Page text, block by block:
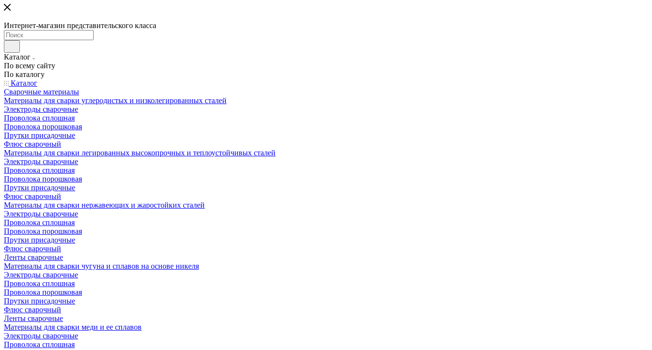
Интернет-магазин представительского класса
Каталог
По всему сайту
По каталогу
Каталог
Сварочные материалы
Материалы для сварки углеродистых и низколегированных сталей
Электроды сварочные
Проволока сплошная
Проволока порошковая
Прутки присадочные
Флюс сварочный
Материалы для сварки легированных высокопрочных и теплоустойчивых сталей
Электроды сварочные
Проволока сплошная
Проволока порошковая
Прутки присадочные
Флюс сварочный
Материалы для сварки нержавеющих и жаростойких сталей
Электроды сварочные
Проволока сплошная
Проволока порошковая
Прутки присадочные
Флюс сварочный
Ленты сварочные
Материалы для сварки чугуна и сплавов на основе никеля
Электроды сварочные
Проволока сплошная
Проволока порошковая
Прутки присадочные
Флюс сварочный
Ленты сварочные
Материалы для сварки меди и ее сплавов
Электроды сварочные
Проволока сплошная